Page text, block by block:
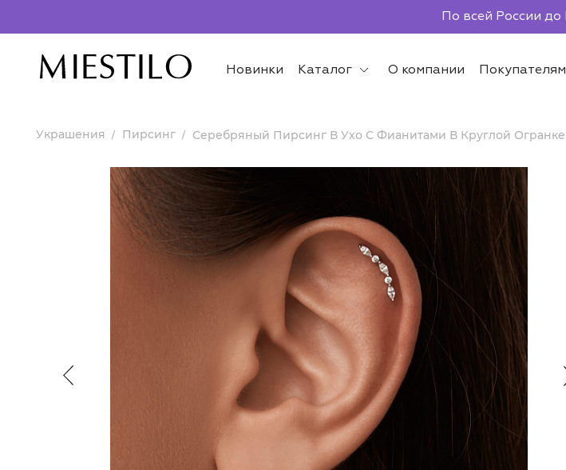
Бесплатная
Новинки
Каталог О компании Покупателям
Украшения Пирсинг Серебряный Пирсинг В Ухо С Фианитами В Круглой Огранке